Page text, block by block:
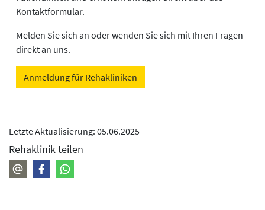
Kontaktformular.
Melden Sie sich an oder wenden Sie sich mit Ihren Fragen
direkt an uns.
Anmeldung für Rehakliniken
Letzte Aktualisierung: 05.06.2025
Rehaklinik teilen